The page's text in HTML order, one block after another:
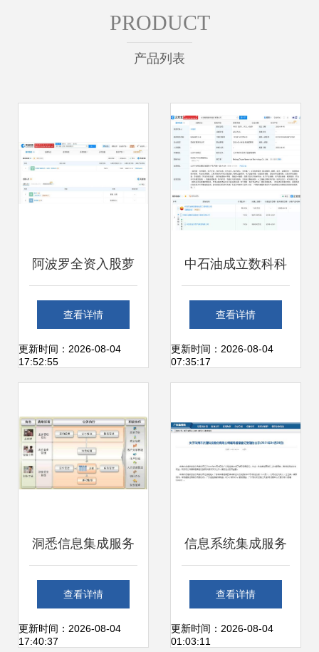
PRODUCT
产品列表
阿波罗全资入股萝
卜快跑武汉科技公
司，引领智能出行
服务新篇章
查看详情
更新时间：2026-08-04
17:52:55
中石油成立数科科
技公司，拥抱AI与
集成服务，引领能
查看详情
更新时间：2026-08-04
07:35:17
洞悉信息集成服务
从三大财务报表透
视企业运营真相
查看详情
更新时间：2026-08-04
17:40:37
信息系统集成服务
厂商重启IPO征
程，辅导备案拉开
查看详情
更新时间：2026-08-04
01:03:11